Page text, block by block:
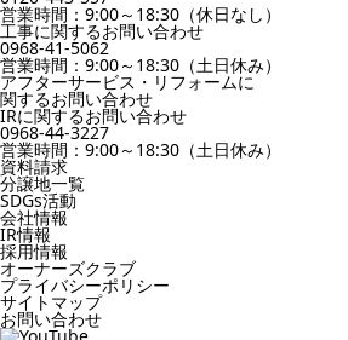
営業時間：9:00～18:30（休日なし）
工事に関するお問い合わせ
0968-41-5062
営業時間：9:00～18:30（土日休み）
アフターサービス・リフォームに
関するお問い合わせ
IRに関するお問い合わせ
0968-44-3227
営業時間：9:00～18:30（土日休み）
資料請求
分譲地一覧
SDGs活動
会社情報
IR情報
採用情報
オーナーズクラブ
プライバシーポリシー
サイトマップ
お問い合わせ